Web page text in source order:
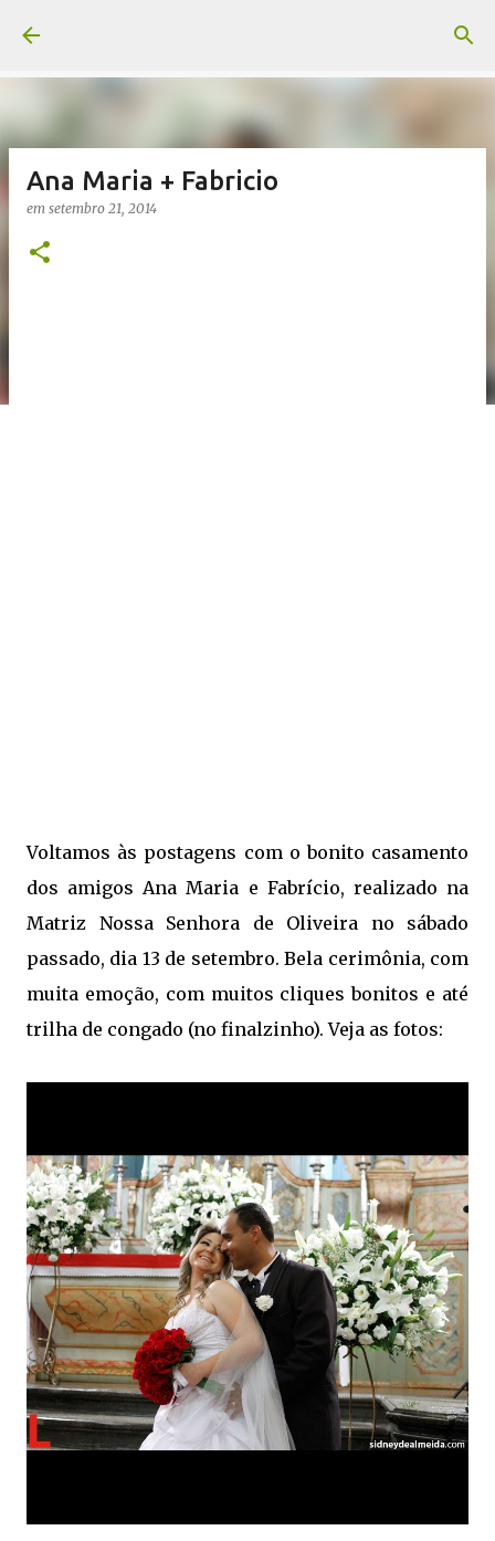
Ana Maria + Fabricio
em setembro 21, 2014
Voltamos às postagens com o bonito casamento
dos amigos Ana Maria e Fabrício, realizado na
Matriz Nossa Senhora de Oliveira no sábado
passado, dia 13 de setembro. Bela cerimônia, com
muita emoção, com muitos cliques bonitos e até
trilha de congado (no finalzinho). Veja as fotos: